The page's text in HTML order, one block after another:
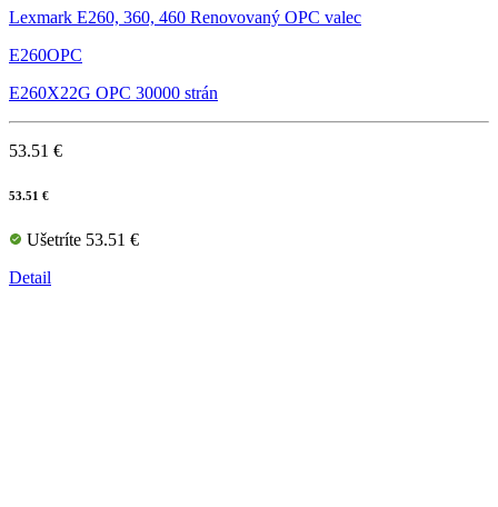
Lexmark E260, 360, 460 Renovovaný OPC valec
E260OPC
E260X22G OPC 30000 strán
53.51 €
53.51 €
Ušetríte 53.51 €
Detail